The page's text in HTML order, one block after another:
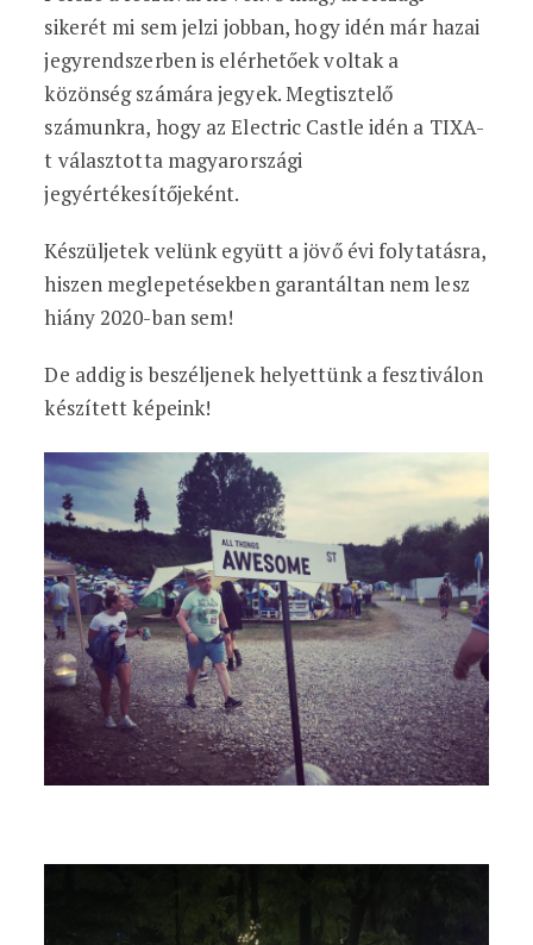
sikerét mi sem jelzi jobban, hogy idén már hazai
jegyrendszerben is elérhetőek voltak a
közönség számára jegyek. Megtisztelő
számunkra, hogy az Electric Castle idén a TIXA-
t választotta magyarországi
jegyértékesítőjeként.
Készüljetek velünk együtt a jövő évi folytatásra,
hiszen meglepetésekben garantáltan nem lesz
hiány 2020-ban sem!
De addig is beszéljenek helyettünk a fesztiválon
készített képeink!